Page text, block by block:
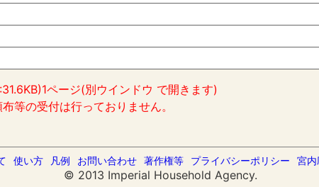
ページ(別ウインドウ で開きます)
等の受付は行っておりません。
使い方 凡例 お問い合わせ 著作権等 プライバシーポリシー 宮内
© 2013 Imperial Household Agency.